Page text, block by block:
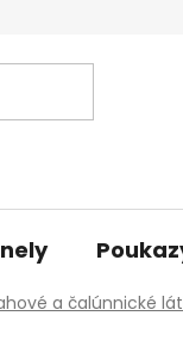
a čalúnnické